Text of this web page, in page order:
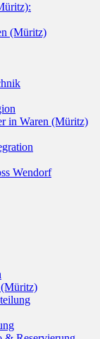
(Müritz)
in Waren (Müritz)
Wendorf
(Müritz)